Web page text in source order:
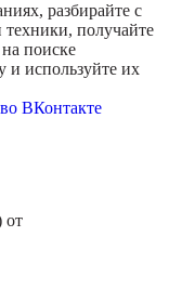
разбирайте с
получайте
поиске
и используйте их
ВКонтакте
от